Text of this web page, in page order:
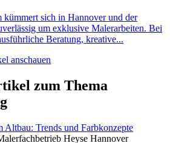
sich in Hannover und der
um exklusive Malerarbeiten. Bei
Beratung, kreative...
anschauen
zum Thema
Altbau: Trends und Farbkonzepte